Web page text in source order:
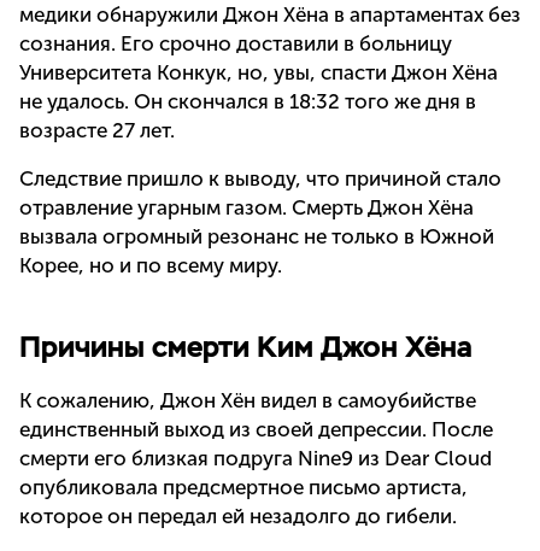
медики обнаружили Джон Хёна в апартаментах без
сознания. Его срочно доставили в больницу
Университета Конкук, но, увы, спасти Джон Хёна
не удалось. Он скончался в 18:32 того же дня в
возрасте 27 лет.
Следствие пришло к выводу, что причиной стало
отравление угарным газом. Смерть Джон Хёна
вызвала огромный резонанс не только в Южной
Корее, но и по всему миру.
Причины смерти Ким Джон Хёна
К сожалению, Джон Хён видел в самоубийстве
единственный выход из своей депрессии. После
смерти его близкая подруга Nine9 из Dear Cloud
опубликовала предсмертное письмо артиста,
которое он передал ей незадолго до гибели.